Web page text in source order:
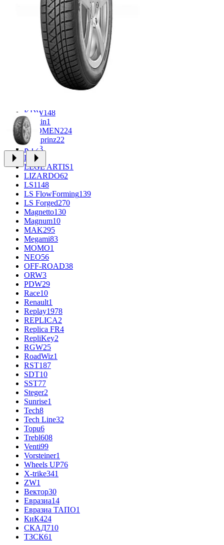
CROSS_STREET30
Eurodisk1
34
71
Grizzly3
1004
iFree Original53
INFORGED1
KDW148
Keskin1
KHOMEN224
Kronprinz22
KT23
LE
13
LEGE ARTIS1
LIZARDO62
LS1148
LS FlowForming139
LS Forged270
Magnetto130
Magnum10
MAK295
Megami83
MOMO1
NEO56
OFF-ROAD38
ORW3
PDW29
Race10
Renault1
Replay1978
REPLICA2
Replica FR4
RepliKey2
RGW25
RoadWiz1
RST187
SDT10
SST77
Steger2
Sunrise1
Tech8
Tech Line32
Topu6
Trebl608
Venti99
Vorsteiner1
Wheels UP76
X-trike341
ZW1
Вектор30
Евразиа14
Евразиа ТАПО1
КиК424
СКАД710
ТЗСК61